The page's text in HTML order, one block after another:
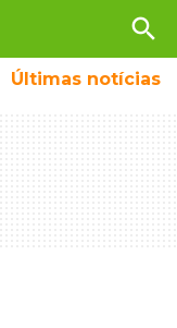
search
Últimas notícias